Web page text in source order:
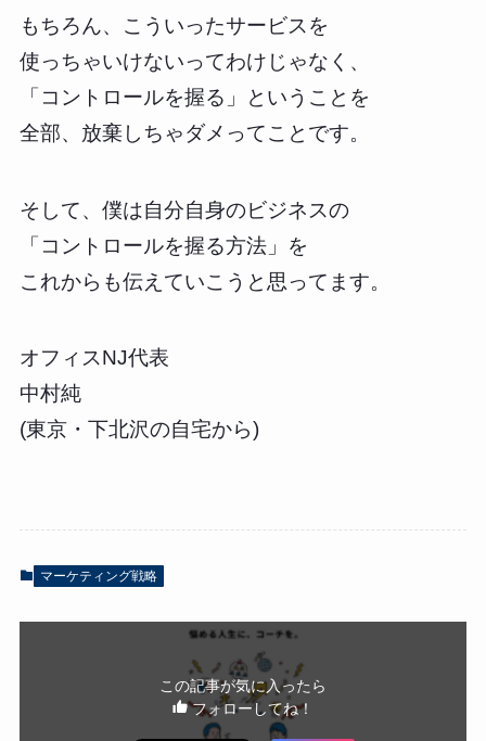
もちろん、こういったサービスを
使っちゃいけないってわけじゃなく、
「コントロールを握る」ということを
全部、放棄しちゃダメってことです。
そして、僕は自分自身のビジネスの
「コントロールを握る方法」を
これからも伝えていこうと思ってます。
オフィスNJ代表
中村純
(東京・下北沢の自宅から)
マーケティング戦略
この記事が気に入ったら
フォローしてね！